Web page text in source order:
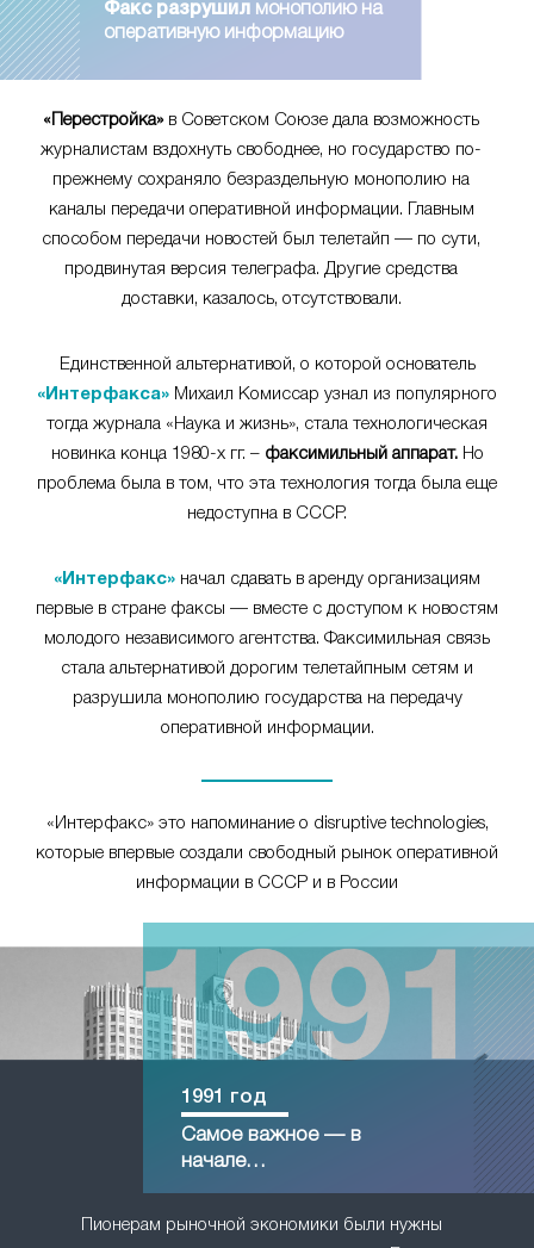
Факс разрушил
монополию на
оперативную информацию
«Перестройка»в Советском Союзе дала возможность
журналистам вздохнуть свободнее, но государство по-
прежнему сохраняло безраздельную монополию на
каналы передачи оперативной информации. Главным
способом передачи новостей был телетайп — по сути,
продвинутая версия телеграфа. Другие средства
доставки, казалось, отсутствовали.
Единственной альтернативой, о которой основатель
«Интерфакса» Михаил Комиссар узнал из популярного
тогда журнала «Наука и жизнь», стала технологическая
новинка конца 1980-х гг. – факсимильный аппарат.Но
проблема была в том, что эта технология тогда была еще
недоступна в СССР.
«Интерфакс» начал сдавать в аренду организациям
первые в стране факсы — вместе с доступом к новостям
молодого независимого агентства. Факсимильная связь
стала альтернативой дорогим телетайпным сетям и
разрушила монополию государства на передачу
оперативной информации.
«Интерфакс» это напоминание о disruptive technologies,
которые впервые создали свободный рынок оперативной
информации в СССР и в России
Пионерам рыночной экономики были нужны
1991 год
Самое важное — в
начале…